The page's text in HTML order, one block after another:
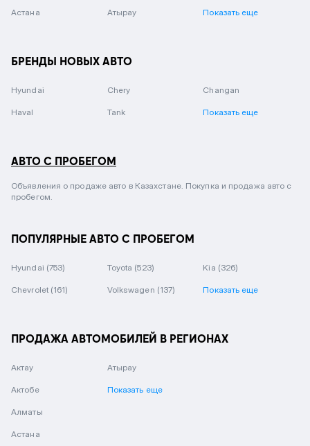
Астана Атырау Показать еще
БРЕНДЫ НОВЫХ АВТО
Hyundai Chery Changan
Haval Tank Показать еще
АВТО С ПРОБЕГОМ
Объявления о продаже авто в Казахстане. Покупка и продажа авто с
пробегом.
ПОПУЛЯРНЫЕ АВТО С ПРОБЕГОМ
Hyundai (753) Toyota (523) Kia (326)
Chevrolet (161) Volkswagen (137) Показать еще
ПРОДАЖА АВТОМОБИЛЕЙ В РЕГИОНАХ
Актау
Актобе
Алматы
Астана
Атырау
Показать еще